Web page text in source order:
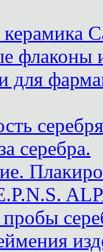
флаконы
для
серебра.